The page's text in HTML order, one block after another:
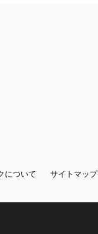
について サイトマップ